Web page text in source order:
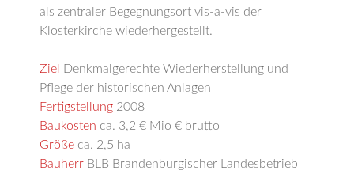
als zentraler Begegnungsort vis-a-vis der
Klosterkirche wiederhergestellt.
Ziel
Denkmalgerechte Wiederherstellung und
Pflege der historischen Anlagen
Fertigstellung 2008
Baukosten ca. 3,2 € Mio € brutto
Größe ca. 2,5 ha
Bauherr BLB Brandenburgischer Landesbetrieb